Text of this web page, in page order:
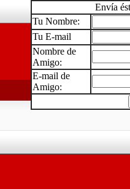
Envía
Tu Nombre:
Tu E-mail
Nombre de
Amigo:
E-mail de
Amigo: